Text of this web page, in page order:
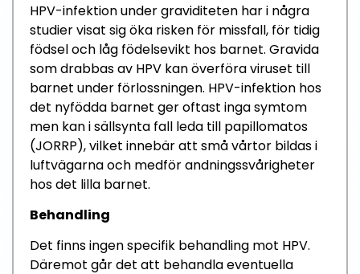
HPV-infektion under graviditeten har i några
studier visat sig öka risken för missfall, för tidig
födsel och låg födelsevikt hos barnet. Gravida
som drabbas av HPV kan överföra viruset till
barnet under förlossningen. HPV-infektion hos
det nyfödda barnet ger oftast inga symtom
men kan i sällsynta fall leda till papillomatos
(JORRP), vilket innebär att små vårtor bildas i
luftvägarna och medför andningssvårigheter
hos det lilla barnet.
Behandling
Det finns ingen specifik behandling mot HPV.
Däremot går det att behandla eventuella